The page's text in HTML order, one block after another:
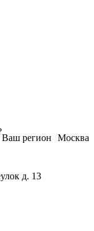
Москва
Ваш регион
д. 13